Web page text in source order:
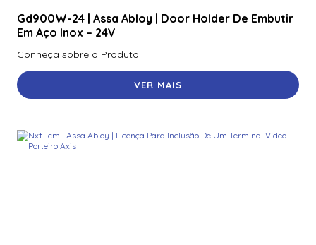
Gd900W-24 | Assa Abloy | Door Holder De Embutir
Em Aço Inox – 24V
Conheça sobre o Produto
VER MAIS